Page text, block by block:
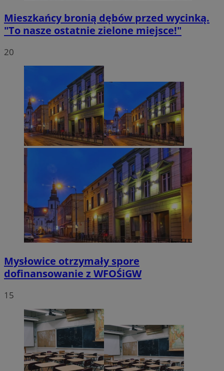
Mieszkańcy bronią dębów przed wycinką.
"To nasze ostatnie zielone miejsce!"
20
Mysłowice otrzymały spore
dofinansowanie z WFOŚiGW
15